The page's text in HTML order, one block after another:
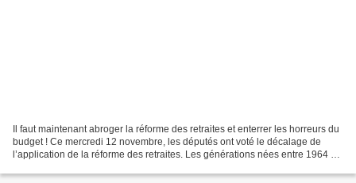
Il faut maintenant abroger la réforme des retraites et enterrer les horreurs du
budget ! Ce mercredi 12 novembre, les députés ont voté le décalage de
l’application de la réforme des retraites. Les générations nées entre 1964 et